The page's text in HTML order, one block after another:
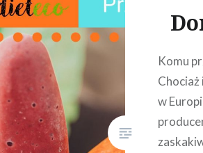
Komu
Chociaż
w